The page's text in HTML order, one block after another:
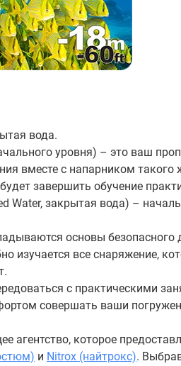
вода.
уровня) – это ваш
вместе с напарником
завершить обучение
Water, закрытая вода) –
основы
изучается все снаряжение,
с практическими
совершать ваши
агентство, которое
и Nitrox (найтрокс).